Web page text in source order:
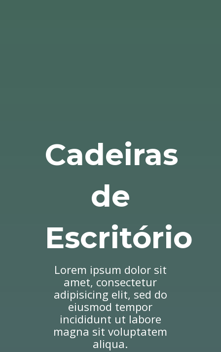
Cadeiras
de
Escritório
Lorem ipsum dolor sit
amet, consectetur
adipisicing elit, sed do
eiusmod tempor
incididunt ut labore
magna sit voluptatem
aliqua.